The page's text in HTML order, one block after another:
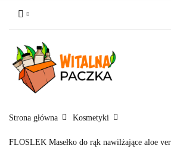
Strona główna Kosmetyki
FLOSLEK Masełko do rąk nawilżające aloe